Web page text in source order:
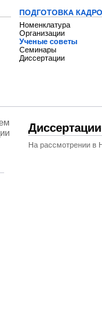
ПОДГОТОВКА
Номенклатура
Организации
Ученые советы
Семинары
Диссертации
Диссертации
На рассмотрении в